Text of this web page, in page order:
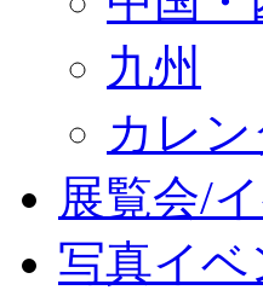
九州
カレン
展覧会/
写真イベ